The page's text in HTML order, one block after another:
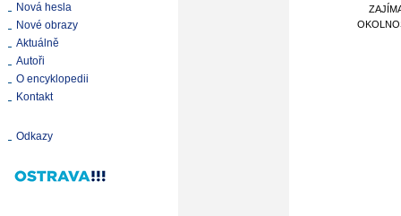
Nová hesla
Nové obrazy
Aktuálně
Autoři
O encyklopedii
Kontakt
Odkazy